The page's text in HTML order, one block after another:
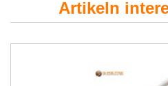
Artikeln